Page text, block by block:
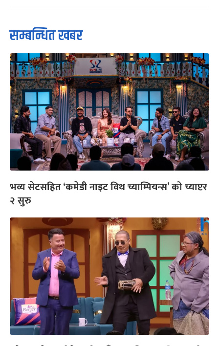
सम्बन्धित खबर
भव्य सेटसहित ‘कमेडी नाइट विथ च्याम्पियन्स’ को च्याप्टर
२ सुरु